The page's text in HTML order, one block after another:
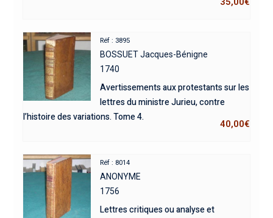
Réf : 3895
BOSSUET Jacques-Bénigne
1740
Avertissements aux protestants sur les
lettres du ministre Jurieu, contre
l’histoire des variations. Tome 4.
40,00€
Réf : 8014
ANONYME
1756
Lettres critiques ou analyse et